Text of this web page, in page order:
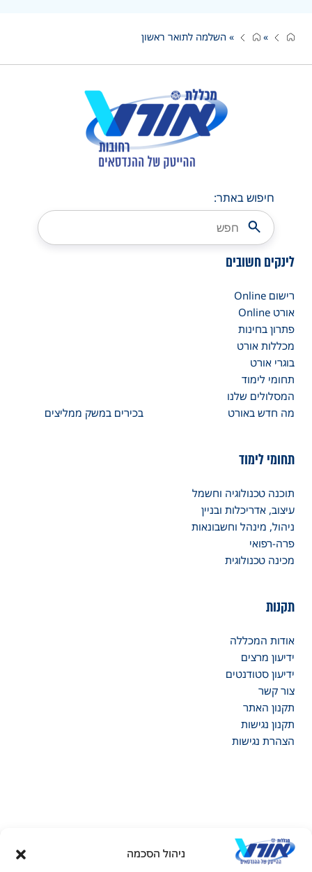
ניהול הסכמה
»
» השלמה לתואר ראשון
חיפוש באתר:
לינקים חשובים
רישום Online
אורט Online
פתרון בחינות
מכללות אורט
בוגרי אורט
תחומי לימוד
המסלולים שלנו
מה חדש באורט
בכירים במשק ממליצים
תחומי לימוד
תוכנה טכנולוגיה וחשמל
עיצוב, אדריכלות ובניין
ניהול, מינהל וחשבונאות
פרה-רפואי
מכינה טכנולוגית
תקנות
אודות המכללה
ידיעון מרצים
ידיעון סטודנטים
צור קשר
תקנון האתר
תקנון נגישות
הצהרת נגישות
טקסט